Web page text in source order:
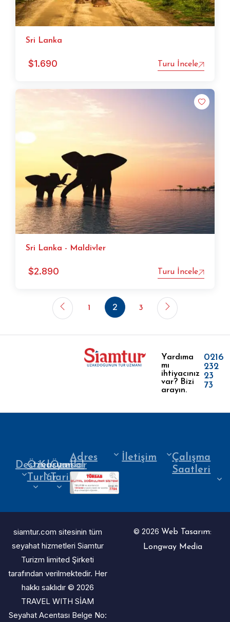
Sri Lanka
$1.690 Turu İncele
Sri Lanka - Maldivler
$2.890 Turu İncele
1 2 3
Yardıma
mı
ihtiyacınız
var? Bizi
arayın.
0216
232
23
73
Destinasyonlar
Özel
Turlar
Kurumsal
Özel
Tarihler
Adres İletişim
Çalışma
Saatleri
siamtur.com sitesinin tüm
seyahat hizmetleri Siamtur
Turizm limited Şirketi
tarafından verilmektedir. Her
hakkı saklıdır © 2026
TRAVEL WITH SİAM
Seyahat Acentası Belge No:
© 2026 Web Tasarım:
Longway Media